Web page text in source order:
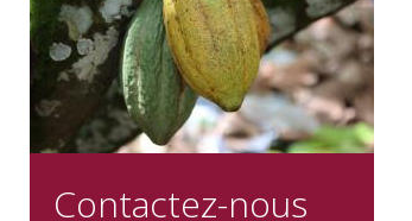
Contactez-nous